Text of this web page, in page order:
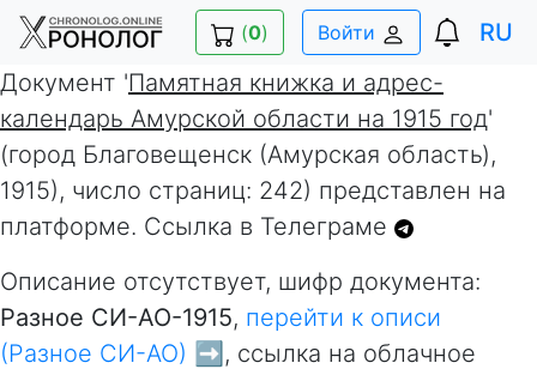
(0) Войти
RU
Документ 'Памятная книжка и адрес-
календарь Амурской области на 1915 год'
(город Благовещенск (Амурская область),
1915), число страниц: 242) представлен на
платформе. Ссылка в Телеграме
Описание отсутствует, шифр документа:
Разное СИ-АО-1915, перейти к описи
(Разное СИ-АО) ➡️ , ссылка на облачное